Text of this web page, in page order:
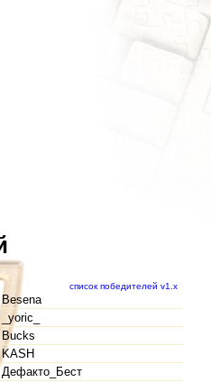
список победителей v1.x
Besena
_yoric_
Bucks
KASH
Дефакто_Бест